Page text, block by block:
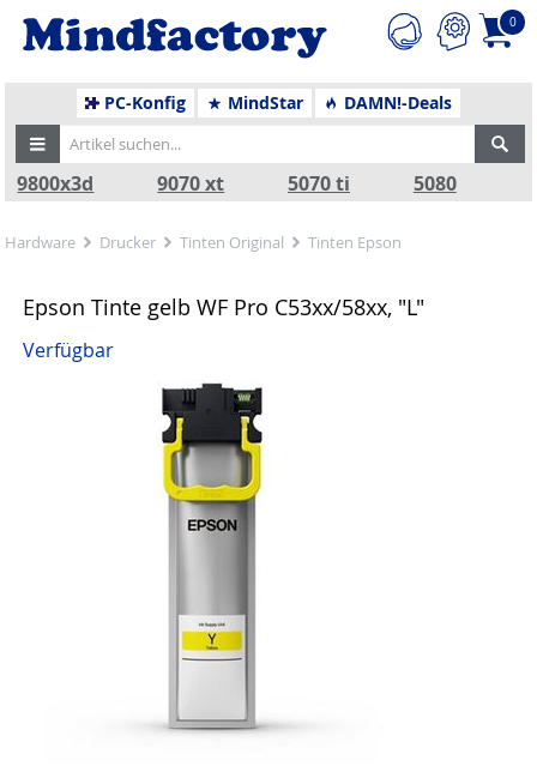
0
PC-Konfig MindStar DAMN!-Deals
9800x3d 9070 xt 5070 ti 5080
Hardware Drucker Tinten Original Tinten Epson
Epson Tinte gelb WF Pro C53xx/58xx, "L"
Verfügbar